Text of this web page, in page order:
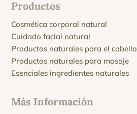
Productos
Cosmética corporal natural
Cuidado facial natural
Productos naturales para el cabello
Productos naturales para masaje
Esenciales ingredientes naturales
Más Información